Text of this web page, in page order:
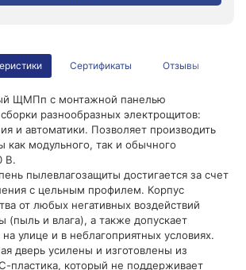
Сертификаты Отзывы
ЩМПп с монтажной панелью
разнообразных электрощитов:
и автоматики. Позволяет производить
как модульного, так и обычного
В.
пылевлагозащиты достигается за счет
с цельным профилем. Корпус
от любых негативных воздействий
и влага), а также допускает
улице и в неблагоприятных условиях.
дверь усилены и изготовлены из
пластика, который не поддерживает